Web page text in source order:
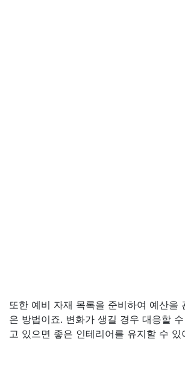
또한 예비 자재 목록을 준비하여 예산을
은 방법이죠. 변화가 생길 경우 대응할
고 있으면 좋은 인테리어를 유지할 수 있